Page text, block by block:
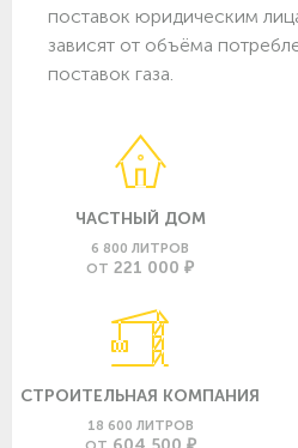
поставок юридическим
зависят от объёма
поставок газа.
ЧАСТНЫЙ ДОМ
6 800 ЛИТРОВ
ОТ 221 000 ₽
СТРОИТЕЛЬНАЯ КОМПАНИЯ
18 600 ЛИТРОВ